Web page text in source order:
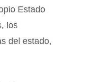
Estado
los
del estado,